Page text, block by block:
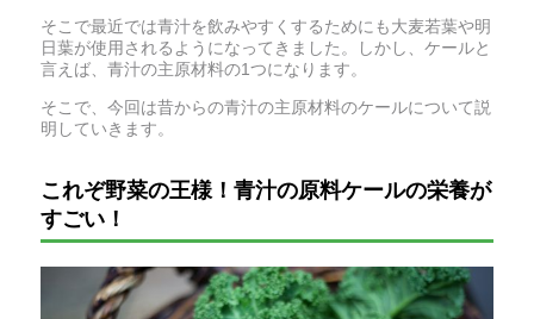
そこで最近では青汁を飲みやすくするためにも大麦若葉や明
日葉が使用されるようになってきました。しかし、ケールと
言えば、青汁の主原材料の1つになります。
そこで、今回は昔からの青汁の主原材料のケールについて説
明していきます。
これぞ野菜の王様！青汁の原料ケールの栄養が
すごい！